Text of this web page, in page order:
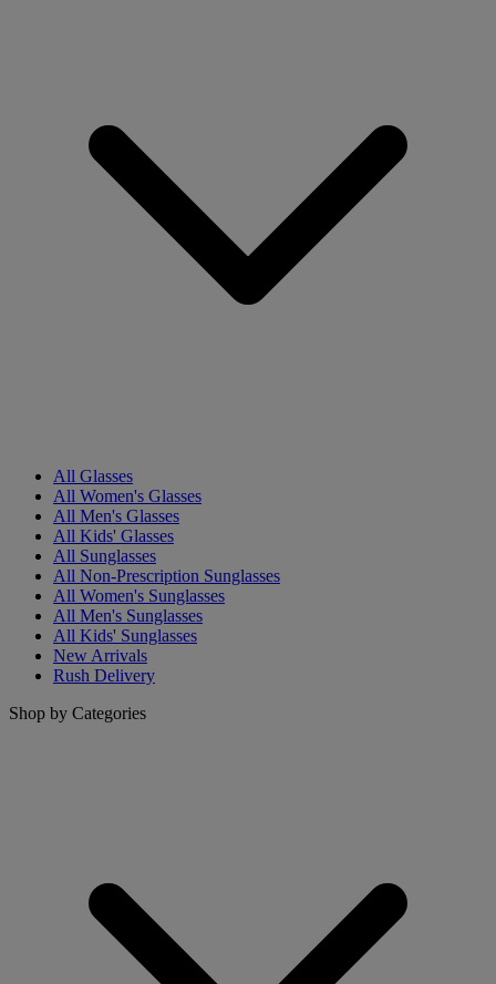
All Glasses
All Women's Glasses
All Men's Glasses
All Kids' Glasses
All Sunglasses
All Non-Prescription Sunglasses
All Women's Sunglasses
All Men's Sunglasses
All Kids' Sunglasses
New Arrivals
Rush Delivery
Shop by Categories